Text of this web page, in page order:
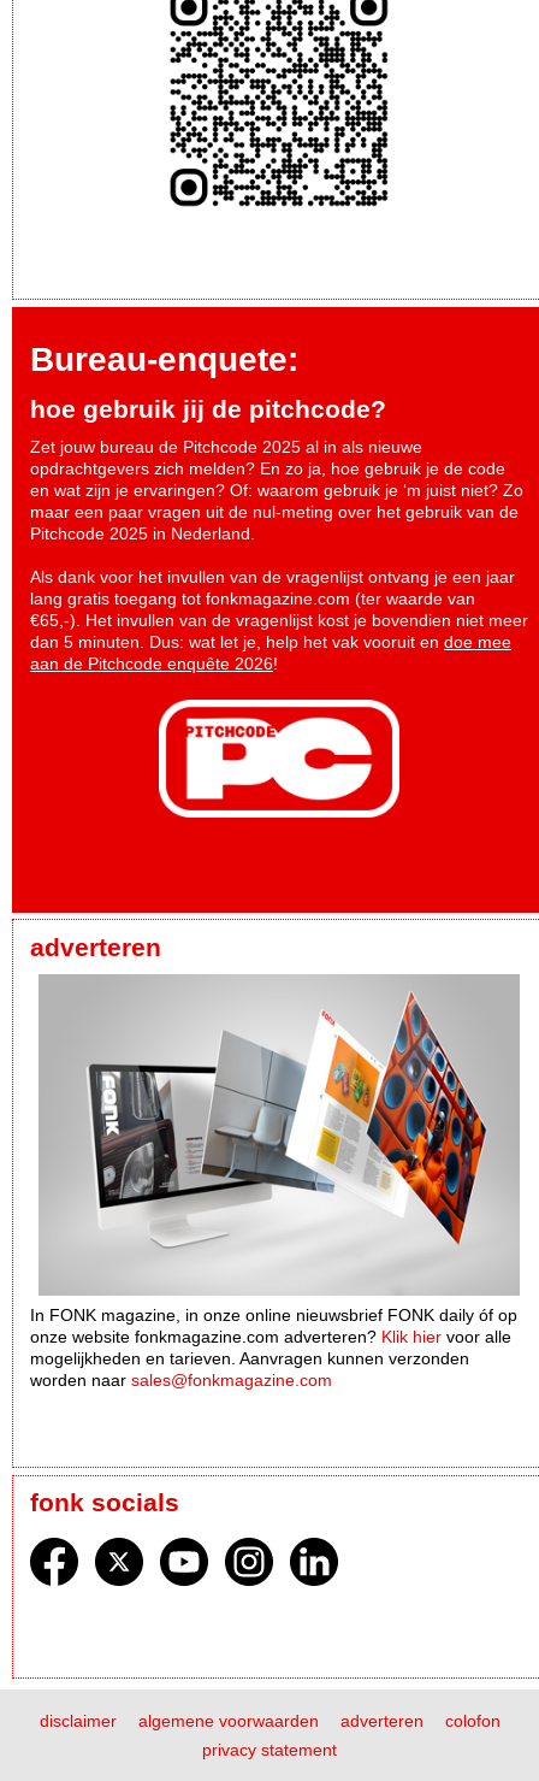
Bureau-enquete:
hoe gebruik jij de pitchcode?
Zet jouw bureau de Pitchcode 2025 al in als nieuwe
opdrachtgevers zich melden? En zo ja, hoe gebruik je de code
en wat zijn je ervaringen? Of: waarom gebruik je ‘m juist niet? Zo
maar een paar vragen uit de nul-meting over het gebruik van de
Pitchcode 2025 in Nederland.
Als dank voor het invullen van de vragenlijst ontvang je een jaar
lang gratis toegang tot fonkmagazine.com (ter waarde van
€65,-). Het invullen van de vragenlijst kost je bovendien niet meer
dan 5 minuten. Dus: wat let je, help het vak vooruit en doe mee
aan de Pitchcode enquête 2026!
adverteren
In FONK magazine, in onze online nieuwsbrief FONK daily óf op
onze website fonkmagazine.com adverteren? Klik hier voor alle
mogelijkheden en tarieven. Aanvragen kunnen verzonden
worden naar sales@fonkmagazine.com
fonk socials
disclaimer algemene voorwaarden adverteren
colofon
privacy statement